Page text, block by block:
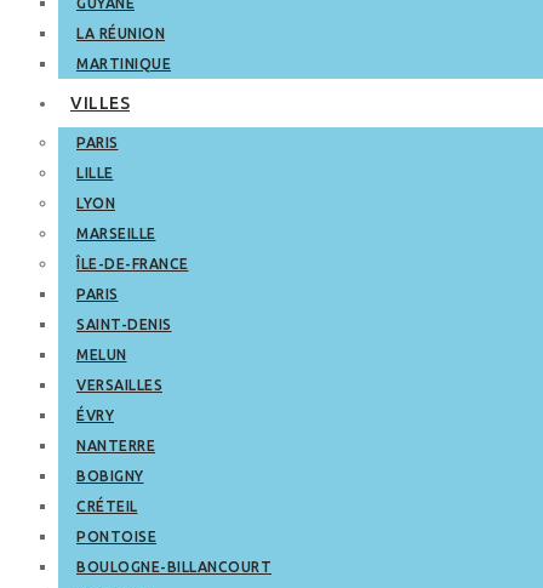
LA RÉUNION
MARTINIQUE
VILLES
PARIS
LILLE
LYON
MARSEILLE
ÎLE-DE-FRANCE
PARIS
SAINT-DENIS
MELUN
VERSAILLES
ÉVRY
NANTERRE
BOBIGNY
CRÉTEIL
PONTOISE
BOULOGNE-BILLANCOURT